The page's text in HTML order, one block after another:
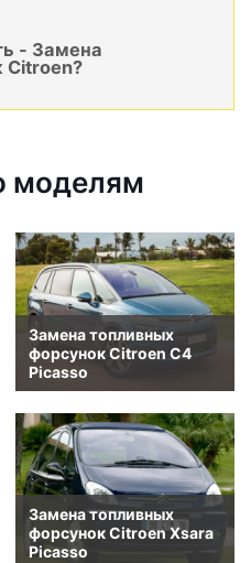
- Замена
Citroen?
моделям
Замена топливных
форсунок Citroen C4
Picasso
Замена топливных
форсунок Citroen Xsara
Picasso